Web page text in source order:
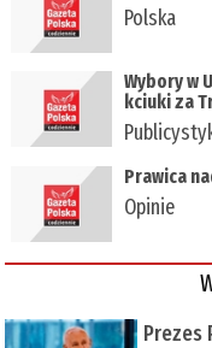
Polska
Wybory w
kciuki za
Prawica
Opinie
Prezes